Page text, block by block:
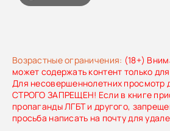
Возрастные ограничения: (18+)
может содержать контент только
Для несовершеннолетних просмотр
СТРОГО ЗАПРЕЩЕН! Если в книге
пропаганды ЛГБТ и другого,
просьба написать на почту для